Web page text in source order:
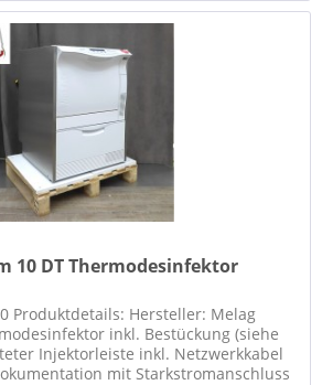
10 DT Thermodesinfektor
Produktdetails: Hersteller: Melag
inkl. Bestückung (siehe
Injektorleiste inkl. Netzwerkkabel
mit Starkstromanschluss